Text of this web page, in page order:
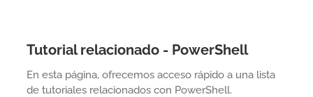
Tutorial relacionado - PowerShell
En esta página, ofrecemos acceso rápido a una lista
de tutoriales relacionados con PowerShell.